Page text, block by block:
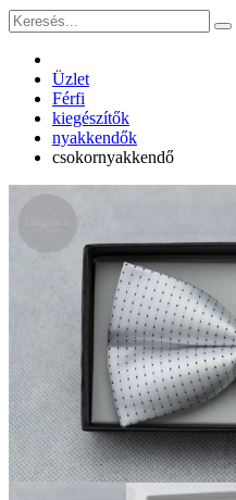
Üzlet
Férfi
kiegészítők
nyakkendők
csokornyakkendő